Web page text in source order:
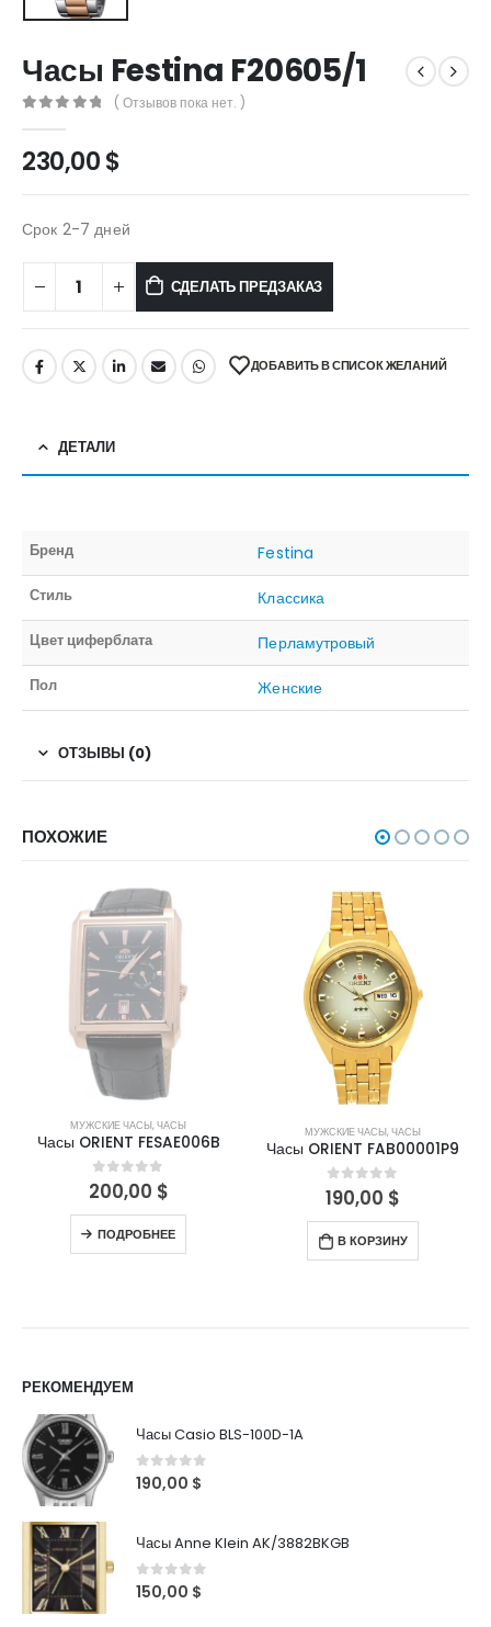
Часы Festina F20605/1
( Отзывов пока нет. )
230,00$
Срок 2-7 дней
СДЕЛАТЬ ПРЕДЗАКАЗ
ДОБАВИТЬ В СПИСОК ЖЕЛАНИЙ
ДЕТАЛИ
Бренд Festina
Стиль Классика
Цвет циферблата Перламутровый
Пол Женские
ОТЗЫВЫ (0)
ПОХОЖИЕ
НЕТ В НАЛИЧИИ
МУЖСКИЕ ЧАСЫ,ЧАСЫ
Часы ORIENT FESAE006B
0out of 5
200,00 $
ПОДРОБНЕЕ
МУЖСКИЕ ЧАСЫ,ЧАСЫ
Часы ORIENT FAB00001P9
0out of 5
190,00 $
В КОРЗИНУ
РЕКОМЕНДУЕМ
Часы Casio BLS-100D-1A
0out of 5
190,00 $
Часы Anne Klein AK/3882BKGB
0out of 5
150,00 $